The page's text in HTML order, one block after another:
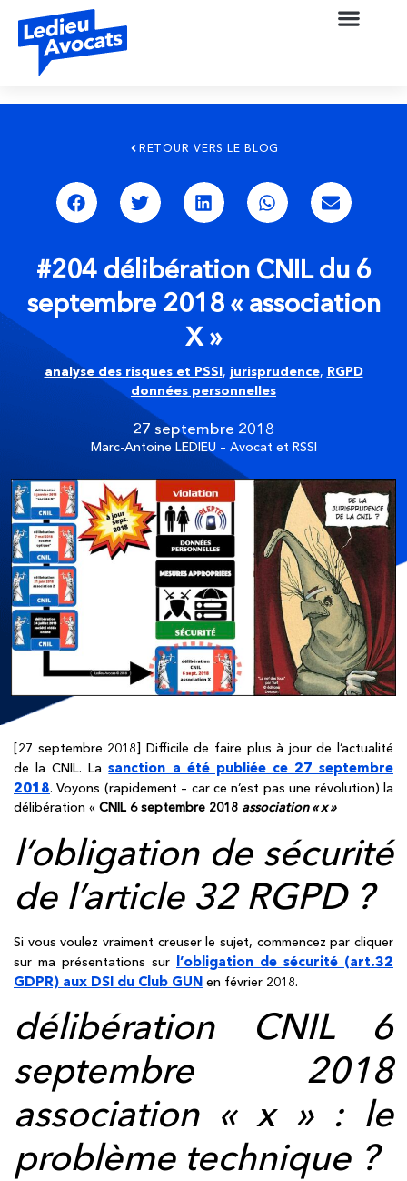
RETOUR VERS LE BLOG
#204 délibération CNIL du 6
septembre 2018 « association
X »
27 septembre 2018
Marc-Antoine LEDIEU – Avocat et RSSI
analyse des risques et PSSI, jurisprudence, RGPD
données personnelles
[27 septembre 2018] Difficile de faire plus à jour de l’actualité
de la CNIL. Lasanction a été publiée ce 27 septembre
2018. Voyons (rapidement – car ce n’est pas une révolution) la
délibération « CNIL 6 septembre 2018 association « x »
l’obligation de sécurité
de l’article 32 RGPD ?
Si vous voulez vraiment creuser le sujet, commencez par cliquer
sur ma présentations sur l’obligation de sécurité (art.32
GDPR) aux DSI du Club GUN en février 2018.
délibération CNIL 6
septembre 2018
association « x » : le
problème technique ?